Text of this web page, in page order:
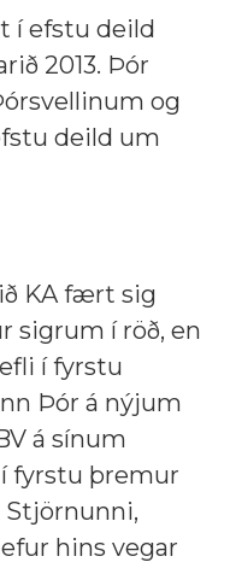
í efstu deild
2013. Þór
og
deild um
KA fært sig
sigrum í röð, en
í fyrstu
Þór á nýjum
á sínum
fyrstu þremur
hins vegar